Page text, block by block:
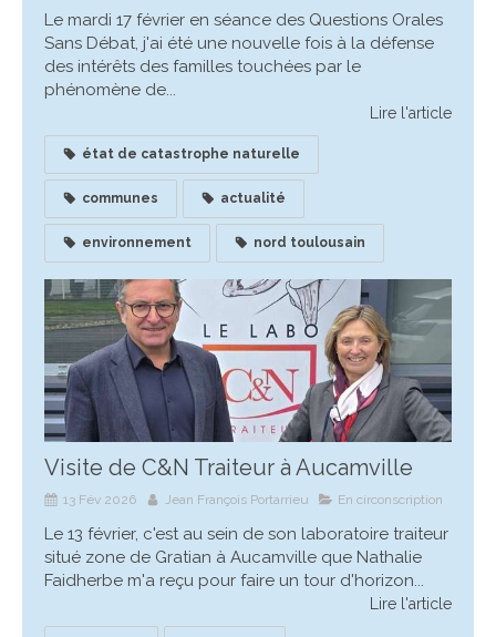
Le mardi 17 février en séance des Questions Orales
Sans Débat, j'ai été une nouvelle fois à la défense
des intérêts des familles touchées par le
phénomène de...
Lire l'article
état de catastrophe naturelle
communes actualité
environnement nord toulousain
Visite de C&N Traiteur à Aucamville
13 Fév 2026 Jean François Portarrieu En circonscription
Le 13 février, c'est au sein de son laboratoire traiteur
situé zone de Gratian à Aucamville que Nathalie
Faidherbe m'a reçu pour faire un tour d'horizon...
Lire l'article